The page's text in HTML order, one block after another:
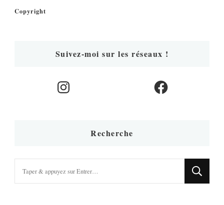
Copyright
Suivez-moi sur les réseaux !
Instagram Facebook
Recherche